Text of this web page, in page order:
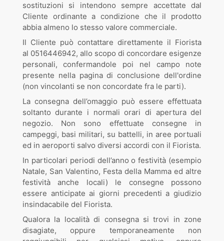
sostituzioni si intendono sempre accettate dal
Cliente ordinante a condizione che il prodotto
abbia almeno lo stesso valore commerciale.
Il Cliente può contattare direttamente il Fiorista
al 0516446942, allo scopo di concordare esigenze
personali, confermandole poi nel campo note
presente nella pagina di conclusione dell'ordine
(non vincolanti se non concordate fra le parti).
La consegna dell’omaggio può essere effettuata
soltanto durante i normali orari di apertura del
negozio. Non sono effettuate consegne in
campeggi, basi militari, su battelli, in aree portuali
ed in aeroporti salvo diversi accordi con il Fiorista.
In particolari periodi dell’anno o festività (esempio
Natale, San Valentino, Festa della Mamma ed altre
festività anche locali) le consegne possono
essere anticipate ai giorni precedenti a giudizio
insindacabile del Fiorista.
Qualora la località di consegna si trovi in zone
disagiate, oppure temporaneamente non